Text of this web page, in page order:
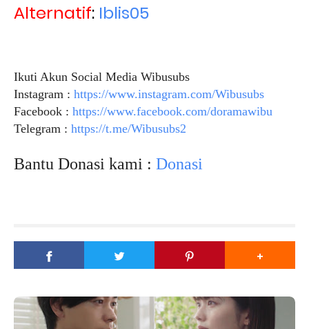
Alternatif: Iblis05
Ikuti Akun Social Media Wibusubs
Instagram : https://www.instagram.com/Wibusubs
Facebook : https://www.facebook.com/doramawibu
Telegram : https://t.me/Wibusubs2
Bantu Donasi kami : Donasi